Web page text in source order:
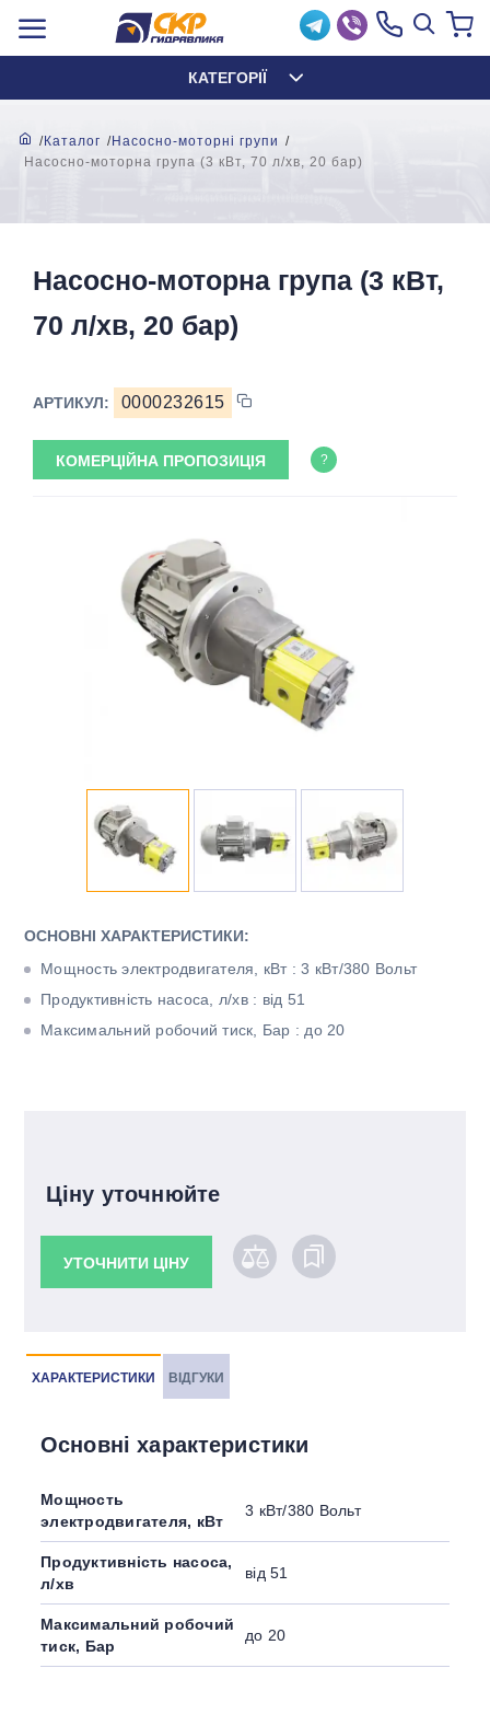
КАТЕГОРІЇ
Каталог
Насосно-моторні групи
Насосно-моторна група (3 кВт, 70 л/хв, 20 бар)
Насосно-моторна група (3 кВт,
70 л/хв, 20 бар)
АРТИКУЛ: 0000232615
КОМЕРЦІЙНА ПРОПОЗИЦІЯ ?
ОСНОВНІ ХАРАКТЕРИСТИКИ:
Мощность электродвигателя, кВт : 3 кВт/380 Вольт
Продуктивність насоса, л/хв : від 51
Максимальний робочий тиск, Бар : до 20
Ціну уточнюйте
УТОЧНИТИ ЦІНУ
ХАРАКТЕРИСТИКИ ВІДГУКИ
Основні характеристики
Мощность
электродвигателя, кВт
3 кВт/380 Вольт
Продуктивність насоса,
л/хв
від 51
Максимальний робочий
тиск, Бар
до 20